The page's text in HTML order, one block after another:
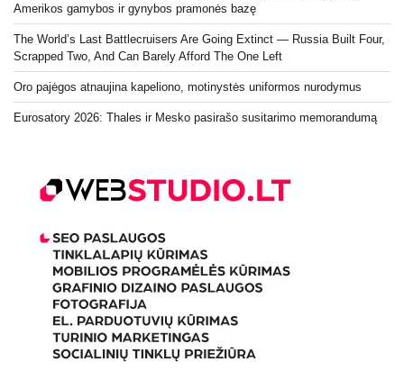
Amerikos gamybos ir gynybos pramonės bazę
The World’s Last Battlecruisers Are Going Extinct — Russia Built Four,
Scrapped Two, And Can Barely Afford The One Left
Oro pajėgos atnaujina kapeliono, motinystės uniformos nurodymus
Eurosatory 2026: Thales ir Mesko pasirašo susitarimo memorandumą